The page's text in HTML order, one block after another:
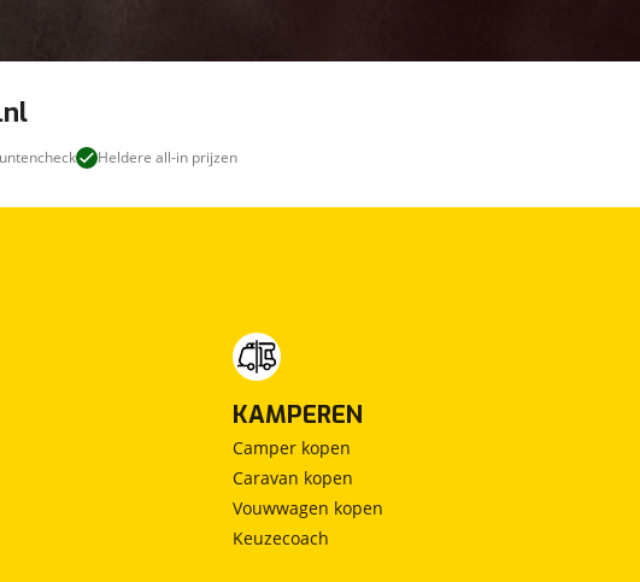
Heldere all-in prijzen
KAMPEREN
Camper kopen
Caravan kopen
Vouwwagen kopen
Keuzecoach